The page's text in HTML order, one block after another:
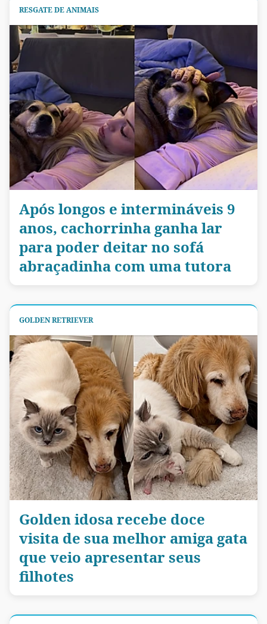
RESGATE DE ANIMAIS
Após longos e intermináveis 9
anos, cachorrinha ganha lar
para poder deitar no sofá
abraçadinha com uma tutora
GOLDEN RETRIEVER
Golden idosa recebe doce
visita de sua melhor amiga gata
que veio apresentar seus
filhotes